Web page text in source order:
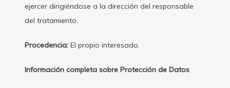
ejercer dirigiéndose a la dirección del responsable
del tratamiento.
Procedencia: El propio interesado.
Información completa sobre Protección de Datos